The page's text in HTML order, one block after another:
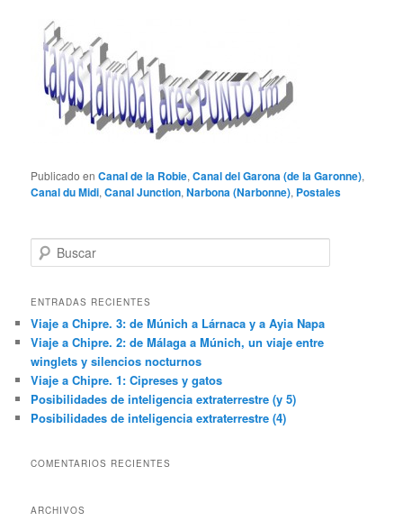
Publicado en Canal de la Robie,Canal del Garona (de la Garonne),
Canal du Midi,Canal Junction,Narbona (Narbonne), Postales
u
c
r
ENTRADAS RECIENTES
Viaje a Chipre. 3: de Múnich a Lárnaca y a Ayia Napa
Viaje a Chipre. 2: de Málaga a Múnich, un viaje entre
winglets y silencios nocturnos
Viaje a Chipre. 1: Cipreses y gatos
Posibilidades de inteligencia extraterrestre (y 5)
Posibilidades de inteligencia extraterrestre (4)
COMENTARIOS RECIENTES
ARCHIVOS